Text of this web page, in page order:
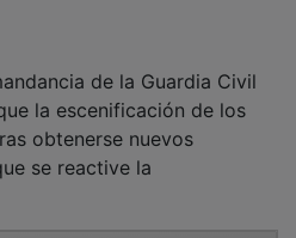
de la Guardia Civil
la escenificación de los
obtenerse nuevos
se reactive la